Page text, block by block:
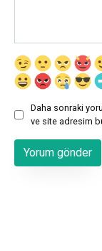
Daha sonraki
ve site adresim